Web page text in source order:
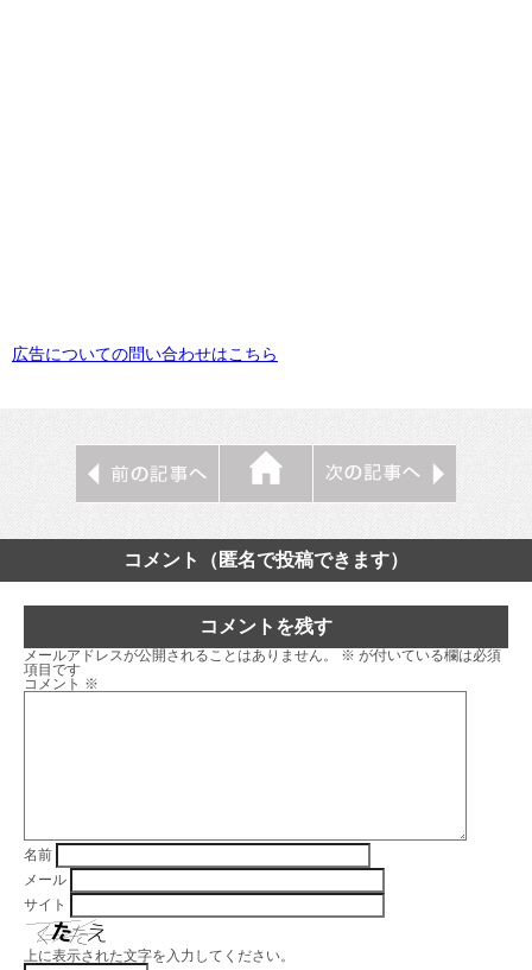
広告についての問い合わせはこちら
コメント（匿名で投稿できます）
コメントを残す
メールアドレスが公開されることはありません。 ※ が付いている欄は必須
項目です
コメント ※
名前
メール
サイト
上に表示された文字を入力してください。